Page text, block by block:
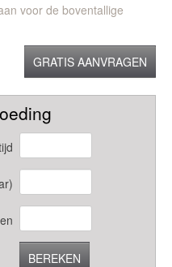
voor de boventallige
GRATIS AANVRAGEN
BEREKEN